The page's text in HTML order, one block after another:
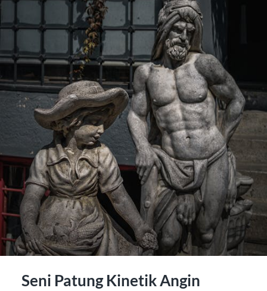
Seni Patung Kinetik Angin